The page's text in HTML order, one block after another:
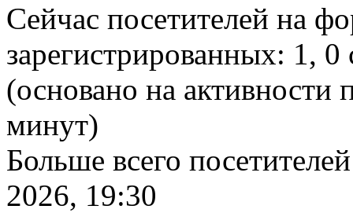
Сейчас посетителей на
зарегистрированных: 1,
(основано на активности
минут)
Больше всего
2026, 19:30